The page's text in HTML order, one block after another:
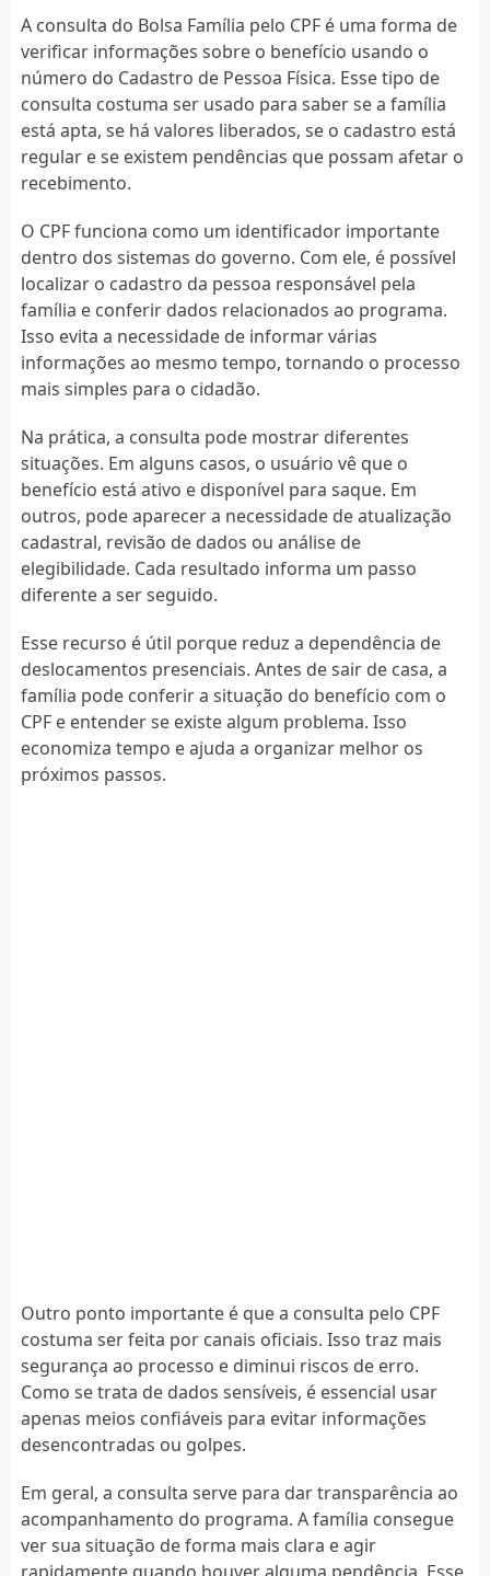
A consulta do Bolsa Família pelo CPF é uma forma de
verificar informações sobre o benefício usando o
número do Cadastro de Pessoa Física. Esse tipo de
consulta costuma ser usado para saber se a família
está apta, se há valores liberados, se o cadastro está
regular e se existem pendências que possam afetar o
recebimento.
O CPF funciona como um identificador importante
dentro dos sistemas do governo. Com ele, é possível
localizar o cadastro da pessoa responsável pela
família e conferir dados relacionados ao programa.
Isso evita a necessidade de informar várias
informações ao mesmo tempo, tornando o processo
mais simples para o cidadão.
Na prática, a consulta pode mostrar diferentes
situações. Em alguns casos, o usuário vê que o
benefício está ativo e disponível para saque. Em
outros, pode aparecer a necessidade de atualização
cadastral, revisão de dados ou análise de
elegibilidade. Cada resultado informa um passo
diferente a ser seguido.
Esse recurso é útil porque reduz a dependência de
deslocamentos presenciais. Antes de sair de casa, a
família pode conferir a situação do benefício com o
CPF e entender se existe algum problema. Isso
economiza tempo e ajuda a organizar melhor os
próximos passos.
Outro ponto importante é que a consulta pelo CPF
costuma ser feita por canais oficiais. Isso traz mais
segurança ao processo e diminui riscos de erro.
Como se trata de dados sensíveis, é essencial usar
apenas meios confiáveis para evitar informações
desencontradas ou golpes.
Em geral, a consulta serve para dar transparência ao
acompanhamento do programa. A família consegue
ver sua situação de forma mais clara e agir
rapidamente quando houver alguma pendência. Esse